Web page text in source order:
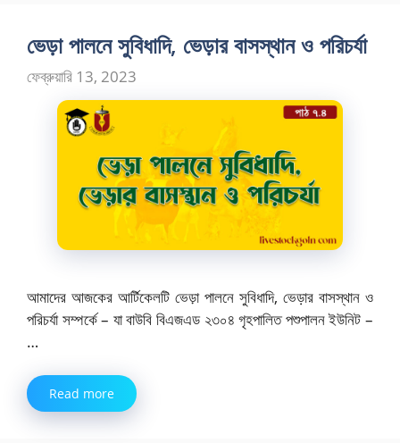
ভেড়া পালনে সুবিধাদি, ভেড়ার বাসস্থান ও পরিচর্যা
ফেব্রুয়ারি 13, 2023
আমাদের আজকের আর্টিকেলটি ভেড়া পালনে সুবিধাদি, ভেড়ার বাসস্থান ও
পরিচর্যা সম্পর্কে – যা বাউবি বিএজএড ২৩০৪ গৃহপালিত পশুপালন ইউনিট –
…
Read more